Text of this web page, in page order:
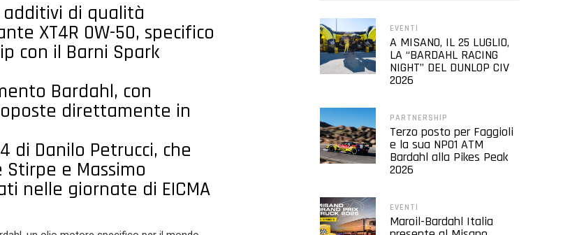
di qualità
XT4R 0W-50, specifico
con il Barni Spark
Bardahl, con
direttamente in
di Danilo Petrucci, che
e Massimo
nelle giornate di EICMA
EVENTI
A MISANO, IL 25 LUGLIO,
LA “BARDAHL RACING
NIGHT” DEL DUNLOP CIV
2026
PARTNERSHIP
Terzo posto per Faggioli
e la sua NP01 ATM
Bardahl alla Pikes Peak
2026
EVENTI
Maroil-Bardahl Italia